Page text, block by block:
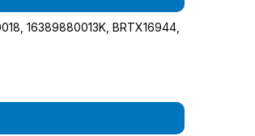
16389880013K BRTX16944